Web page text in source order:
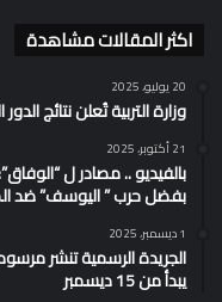
اكثر المقالات مشاهدة
20 يوليو، 2025
وزارة التربية تُعلن نتائج
21 أكتوبر، 2025
بالفيديو .. مصادر ل
بفضل حرب ” اليوسف” ضد
1 ديسمبر، 2025
الجريدة الرسمية تنشر
يبدأ من 15 ديسمبر